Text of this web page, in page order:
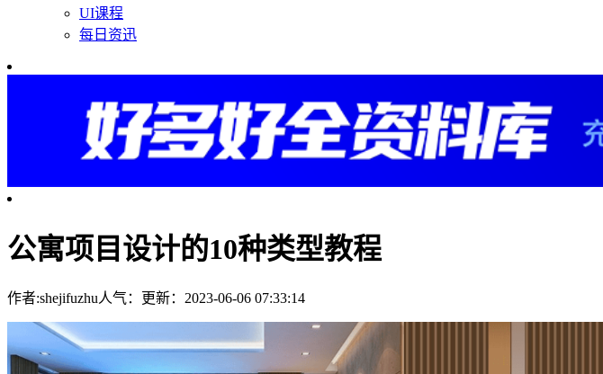
UI课程
每日资迅
公寓项目设计的10种类型教程
作者:shejifuzhu人气： 更新：2023-06-06 07:33:14